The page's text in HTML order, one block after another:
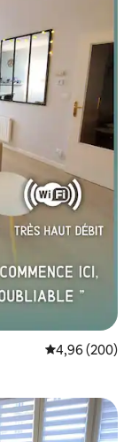
Gemiddelde
4,96 (200)